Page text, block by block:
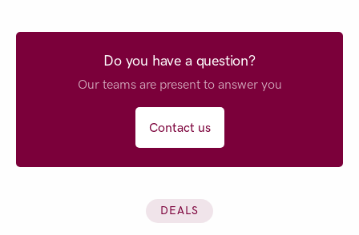
Do you have a question?
Our teams are present to answer you
Contact us
DEALS